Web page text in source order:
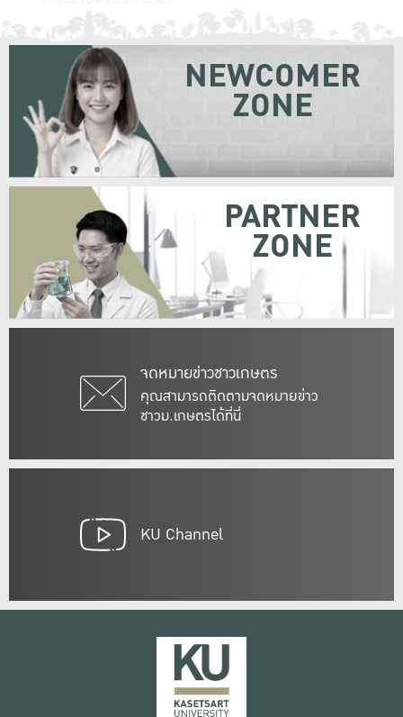
จดหมายข่าวชาวเกษตร
คุณสามารถติดตามจดหมายข่าว
ชาวม.เกษตรได้ที่นี่
NEWCOMER
ZONE
PARTNER
ZONE
KU Channel